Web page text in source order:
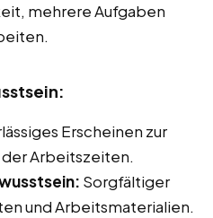
mehrere Aufgaben
Erscheinen zur
Arbeitszeiten.
Sorgfältiger
und Arbeitsmaterialien.